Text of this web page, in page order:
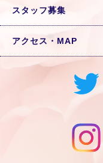
スタッフ募集
アクセス・MAP